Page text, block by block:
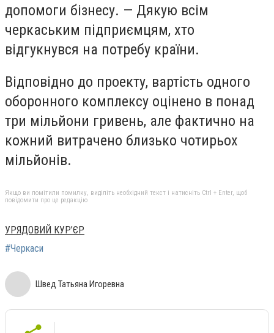
допомоги бізнесу. — Дякую всім
черкаським підприємцям, хто
відгукнувся на потребу країни.
Відповідно до проекту, вартість одного
оборонного комплексу оцінено в понад
три мільйони гривень, але фактично на
кожний витрачено близько чотирьох
мільйонів.
Якщо ви помітили помилку, виділіть необхідний текст і натисніть Ctrl + Enter, щоб
повідомити про це редакцію
УРЯДОВИЙ КУР’ЄР
#Черкаси
Швед Татьяна Игоревна